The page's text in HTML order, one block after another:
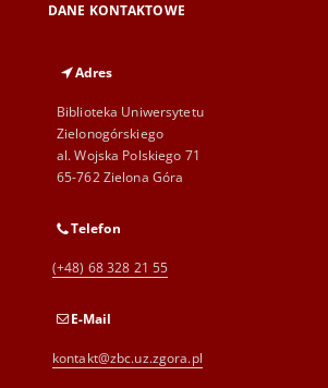
DANE KONTAKTOWE
Adres
Biblioteka Uniwersytetu
Zielonogórskiego
al. Wojska Polskiego 71
65-762 Zielona Góra
Telefon
(+48) 68 328 21 55
E-Mail
kontakt@zbc.uz.zgora.pl